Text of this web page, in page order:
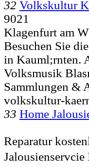
32 Volkskultur
9021
Klagenfurt am
Besuchen Sie
in Kauml;rnten.
Volksmusik
Sammlungen &
volkskultur-
33 Home
Reparatur
Jalousienservcie